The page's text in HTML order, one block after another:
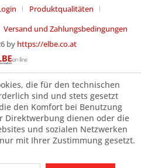
Produktqualitäten
Versand und Zahlungsbedingungen
by https://elbe.co.at
die für den technischen
sind und stets gesetzt
den Komfort bei Benutzung
Direktwerbung dienen oder die
und sozialen Netzwerken
mit Ihrer Zustimmung gesetzt.